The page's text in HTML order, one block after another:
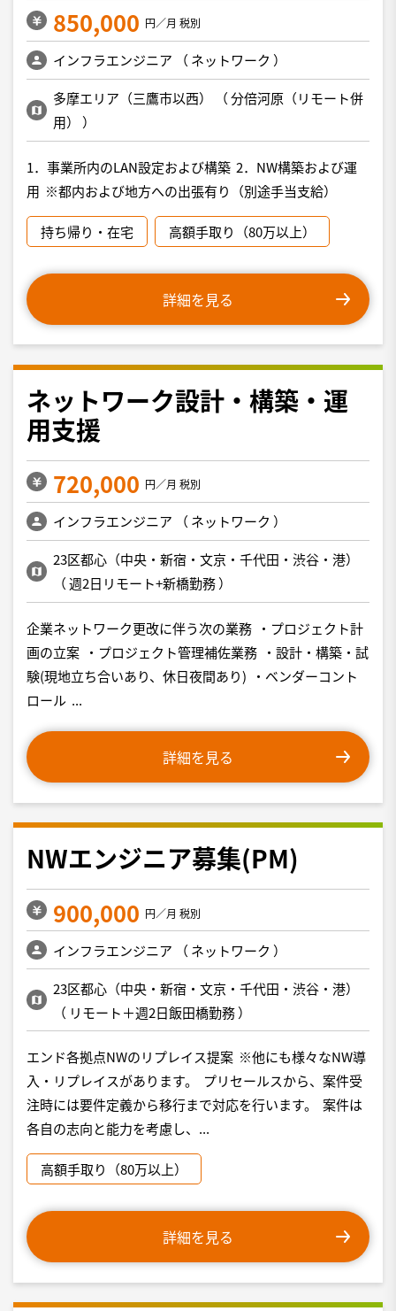
850,000 円／月 税別
インフラエンジニア （ ネットワーク ）
多摩エリア（三鷹市以西） （分倍河原（リモート併
用）
）
1．事業所内のLAN設定および構築 2．NW構築および運
用 ※都内および地方への出張有り（別途手当支給）
持ち帰り・在宅 高額手取り（80万以上）
詳細を見る
ネットワーク設計・構築・運
用支援
720,000 円／月 税別
インフラエンジニア （ ネットワーク ）
23区都心（中央・新宿・文京・千代田・渋谷・港）
（週2日リモート+新橋勤務）
企業ネットワーク更改に伴う次の業務 ・プロジェクト計
画の立案 ・プロジェクト管理補佐業務 ・設計・構築・試
験(現地立ち合いあり、休日夜間あり) ・ベンダーコント
ロール ...
詳細を見る
NWエンジニア募集(PM)
900,000 円／月 税別
インフラエンジニア （ ネットワーク ）
23区都心（中央・新宿・文京・千代田・渋谷・港）
（ リモート＋週2日飯田橋勤務）
エンド各拠点NWのリプレイス提案 ※他にも様々なNW導
入・リプレイスがあります。 プリセールスから、案件受
注時には要件定義から移行まで対応を行います。 案件は
各自の志向と能力を考慮し、...
高額手取り（80万以上）
詳細を見る